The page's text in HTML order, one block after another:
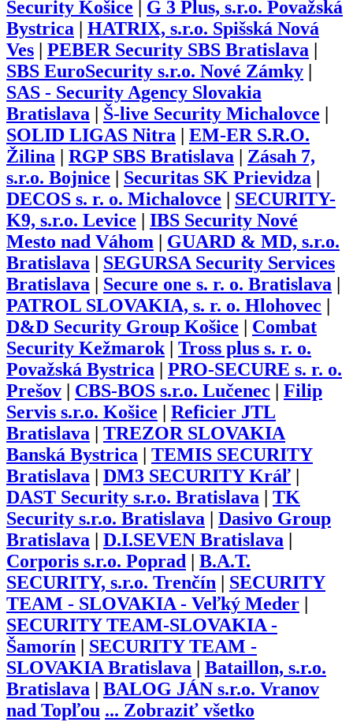
Security Košice
G 3 Plus, s.r.o. Považská
Bystrica
HATRIX, s.r.o. Spišská Nová
Ves
PEBER Security SBS Bratislava
SBS EuroSecurity s.r.o. Nové Zámky
SAS - Security Agency Slovakia
Bratislava
Š-live Security Michalovce
SOLID LIGAS Nitra
EM-ER S.R.O.
Žilina
RGP SBS Bratislava
Zásah 7,
s.r.o. Bojnice
Securitas SK Prievidza
DECOS s. r. o. Michalovce
SECURITY-
K9, s.r.o. Levice
IBS Security Nové
Mesto nad Váhom
GUARD & MD, s.r.o.
Bratislava
SEGURSA Security Services
Bratislava
Secure one s. r. o. Bratislava
PATROL SLOVAKIA, s. r. o. Hlohovec
D&D Security Group Košice
Combat
Security Kežmarok| Tross plus s. r. o.
Považská Bystrica
PRO-SECURE s. r. o.
Prešov
CBS-BOS s.r.o. Lučenec
Filip
Servis s.r.o. Košice
Reficier JTL
Bratislava
TREZOR SLOVAKIA
Banská Bystrica
TEMIS SECURITY
Bratislava
DM3 SECURITY Kráľ
DAST Security s.r.o. Bratislava
TK
Security s.r.o. Bratislava
Dasivo Group
Bratislava
D.I.SEVEN Bratislava
Corporis s.r.o. Poprad
B.A.T.
SECURITY, s.r.o. Trenčín
SECURITY
TEAM - SLOVAKIA - Veľký Meder
SECURITY TEAM-SLOVAKIA -
Šamorín
SECURITY TEAM -
SLOVAKIA Bratislava
Bataillon, s.r.o.
Bratislava
BALOG JÁN s.r.o. Vranov
nad Topľou ... Zobraziť všetko